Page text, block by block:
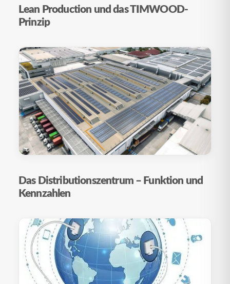
Lean Production und das TIMWOOD-
Prinzip
Das Distributionszentrum – Funktion und
Kennzahlen